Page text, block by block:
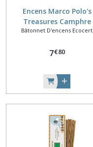
Encens Marco Polo's
Treasures Camphre
Bâtonnet D'encens Ecocert
7€80